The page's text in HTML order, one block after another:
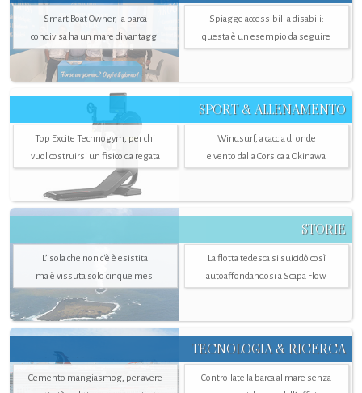
Smart Boat Owner, la barca
condivisa ha un mare di vantaggi
Spiagge accessibili a disabili:
questa è un esempio da seguire
SPORT & ALLENAMENTO
Top Excite Technogym, per chi
vuol costruirsi un fisico da regata
Windsurf, a caccia di onde
e vento dalla Corsica a Okinawa
STORIE
L’isola che non c'è è esistita
ma è vissuta solo cinque mesi
La flotta tedesca si suicidò così
autoaffondandosi a Scapa Flow
TECNOLOGIA & RICERCA
Cemento mangiasmog, per avere
Controllate la barca al mare senza